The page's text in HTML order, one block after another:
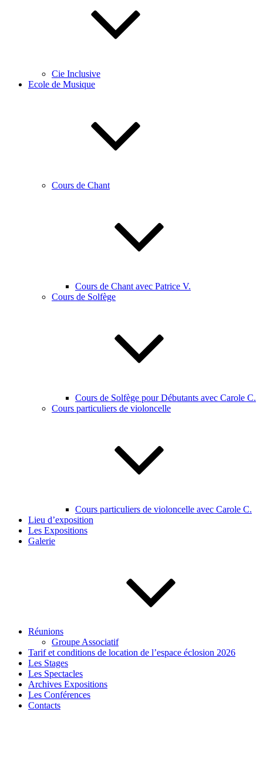
Cie Inclusive
Ecole de Musique
Cours de Chant
Cours de Chant avec Patrice V.
Cours de Solfège
Cours de Solfège pour Débutants avec Carole C.
Cours particuliers de violoncelle
Cours particuliers de violoncelle avec Carole C.
Lieu d’exposition
Les Expositions
Galerie
Réunions
Groupe Associatif
Tarif et conditions de location de l’espace éclosion 2026
Les Stages
Les Spectacles
Archives Expositions
Les Conférences
Contacts